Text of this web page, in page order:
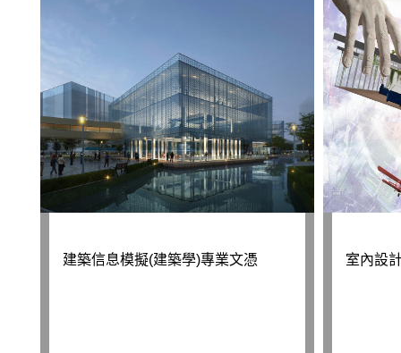
建築信息模擬(建築學)專業文憑 室內設